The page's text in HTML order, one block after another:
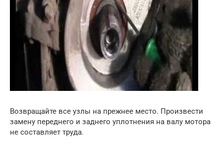
Возвращайте все узлы на прежнее место. Произвести
замену переднего и заднего уплотнения на валу мотора
не составляет труда.